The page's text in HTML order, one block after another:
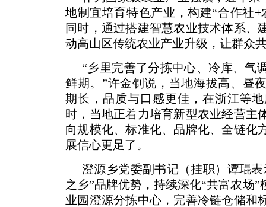
地制宜培育特色产业，构建“合作社
同时，通过搭建智慧农业技术体系、
动高山区传统农业产业升级，让群众
“乡里完善了分拣中心、冷库、气
鲜期。”许金钊说，当地海拔高、昼
期长，品质与口感更佳，在浙江等
时，当地正着力培育新型农业经营主
向规模化、标准化、品牌化、全链化
展信心更足了。
澄源乡党委副书记（挂职）谭琨
之乡”品牌优势，持续深化“共富农场
业园澄源分拣中心，完善冷链仓储和